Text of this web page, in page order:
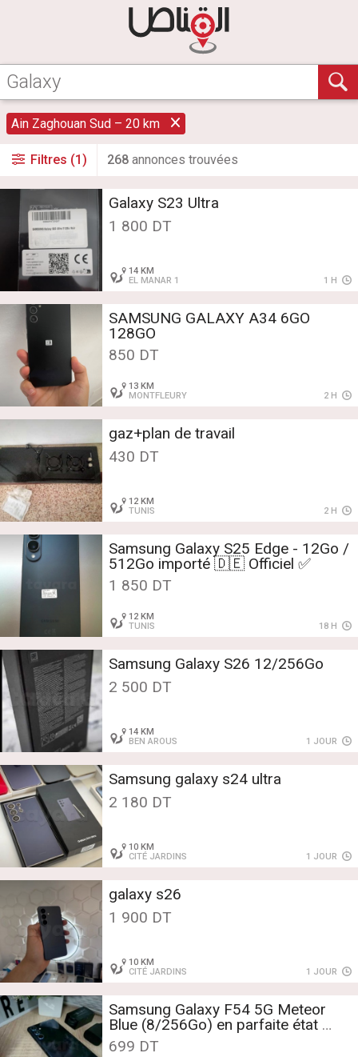
Ain Zaghouan Sud – 20 km
Filtres (1) 268 annonces trouvées
Galaxy S23 Ultra
1 800 DT
14 KM
EL MANAR 1
1 H
SAMSUNG GALAXY A34 6GO
128GO
850 DT
13 KM
MONTFLEURY
2 H
gaz+plan de travail
430 DT
12 KM
TUNIS
2 H
Samsung Galaxy S25 Edge - 12Go /
512Go importé 🇩🇪 Officiel ✅
1 850 DT
12 KM
TUNIS
18 H
Samsung Galaxy S26 12/256Go
2 500 DT
14 KM
BEN AROUS
1 JOUR
Samsung galaxy s24 ultra
2 180 DT
10 KM
CITÉ JARDINS
1 JOUR
galaxy s26
1 900 DT
10 KM
CITÉ JARDINS
1 JOUR
Samsung Galaxy F54 5G Meteor
Blue (8/256Go) en parfaite état
Tél:52.687.077 📞
699 DT